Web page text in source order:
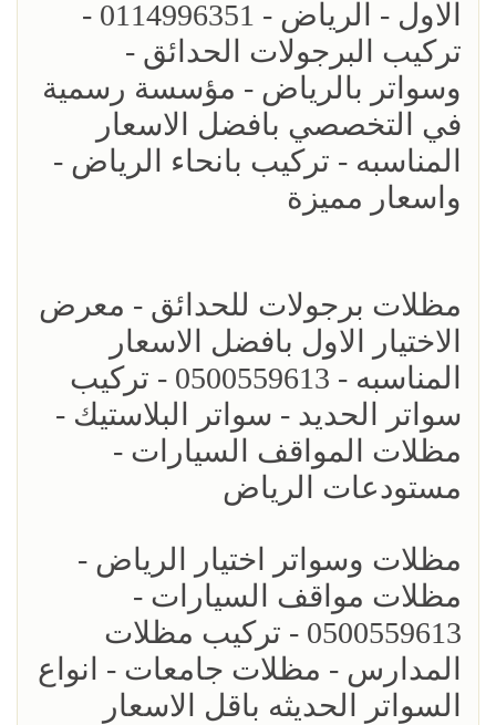
الاول - الرياض - 0114996351 -
تركيب البرجولات الحدائق -
وسواتر بالرياض - مؤسسة رسمية
في التخصصي بافضل الاسعار
المناسبه - تركيب بانحاء الرياض -
واسعار مميزة
مظلات برجولات للحدائق - معرض
الاختيار الاول بافضل الاسعار
المناسبه - 0500559613 - تركيب
سواتر الحديد - سواتر البلاستيك -
مظلات المواقف السيارات -
مستودعات الرياض
مظلات وسواتر اختيار الرياض -
مظلات مواقف السيارات -
0500559613 - تركيب مظلات
المدارس - مظلات جامعات - انواع
السواتر الحديثه باقل الاسعار